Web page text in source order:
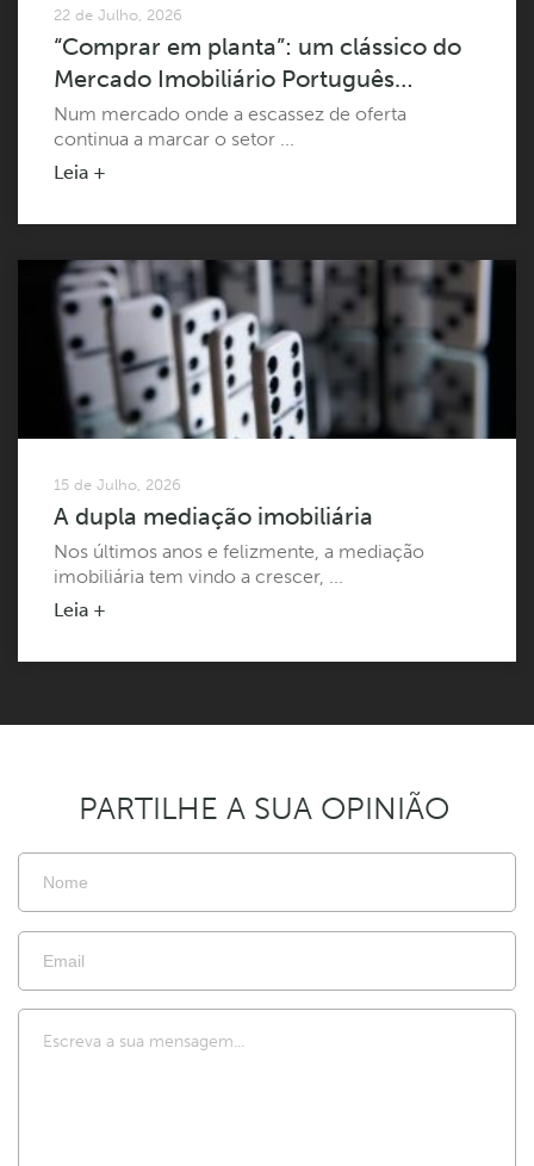
22 de Julho, 2026
“Comprar em planta”: um clássico do
Mercado Imobiliário Português…
Num mercado onde a escassez de oferta
continua a marcar o setor ...
Leia +
15 de Julho, 2026
A dupla mediação imobiliária
Nos últimos anos e felizmente, a mediação
imobiliária tem vindo a crescer, ...
Leia +
PARTILHE A SUA OPINIÃO